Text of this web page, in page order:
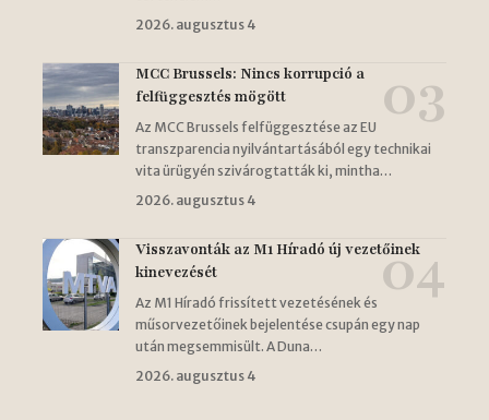
2026. augusztus 4
MCC Brussels: Nincs korrupció a
felfüggesztés mögött
Az MCC Brussels felfüggesztése az EU
transzparencia nyilvántartásából egy technikai
vita ürügyén szivárogtatták ki, mintha…
2026. augusztus 4
Visszavonták az M1 Híradó új vezetőinek
kinevezését
Az M1 Híradó frissített vezetésének és
műsorvezetőinek bejelentése csupán egy nap
után megsemmisült. A Duna…
2026. augusztus 4